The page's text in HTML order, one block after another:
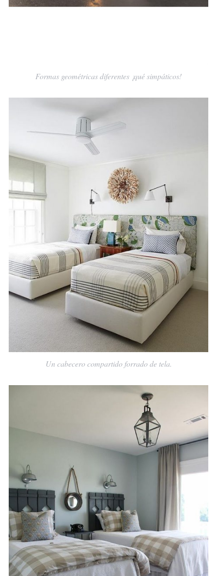
Formas geométricas diferentes ¡qué simpáticos!
Un cabecero compartido forrado de tela.